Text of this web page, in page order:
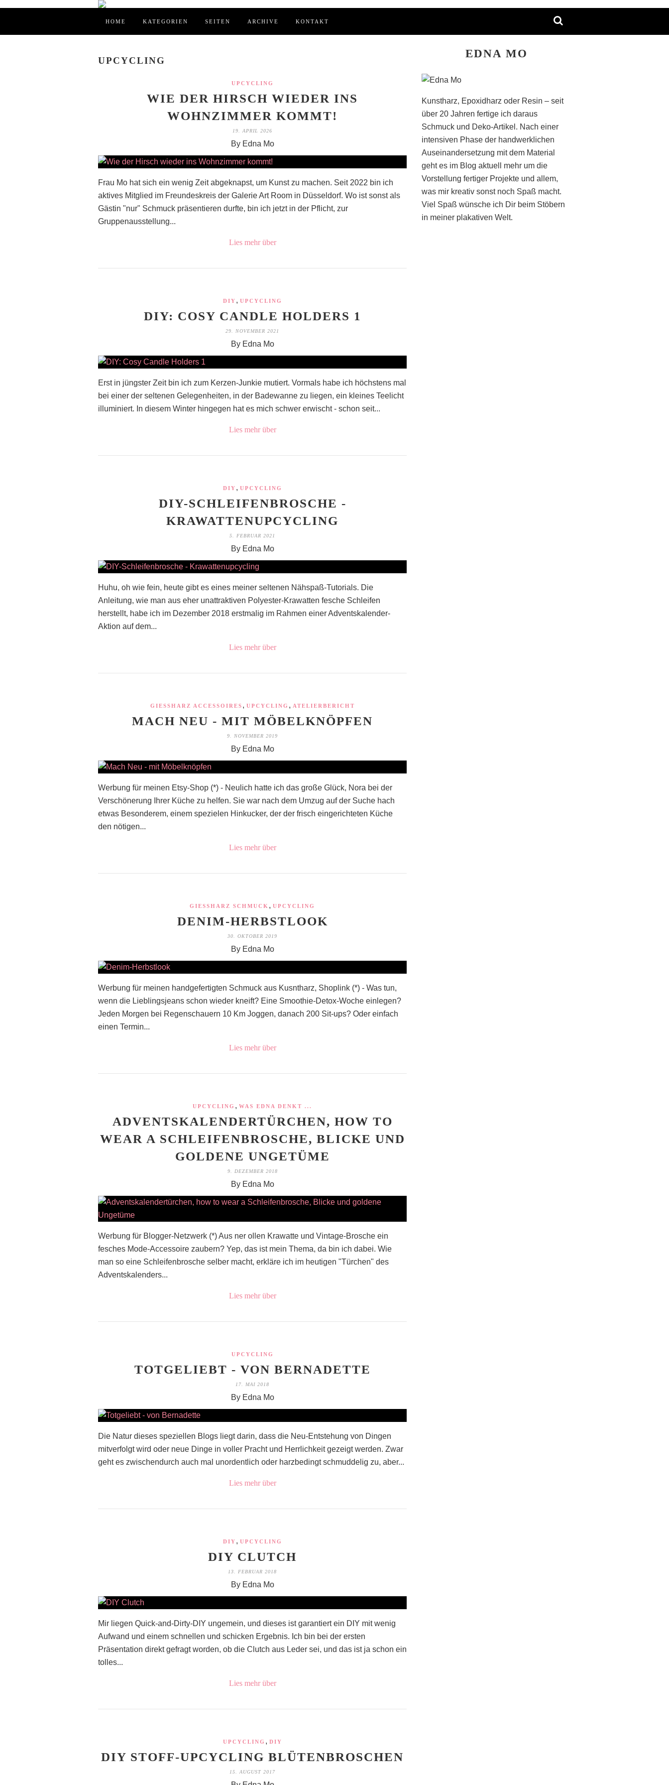
HOME KATEGORIEN SEITEN ARCHIVE KONTAKT
UPCYCLING
UPCYCLING
WIE DER HIRSCH WIEDER INS
WOHNZIMMER KOMMT!
19. APRIL 2026
By Edna Mo
Frau Mo hat sich ein wenig Zeit abgeknapst, um Kunst zu machen. Seit 2022 bin ich
aktives Mitglied im Freundeskreis der Galerie Art Room in Düsseldorf. Wo ist sonst als
Gästin "nur" Schmuck präsentieren durfte, bin ich jetzt in der Pflicht, zur
Gruppenausstellung...
Lies mehr über
DIY , UPCYCLING
DIY: COSY CANDLE HOLDERS 1
29. NOVEMBER 2021
By Edna Mo
Erst in jüngster Zeit bin ich zum Kerzen-Junkie mutiert. Vormals habe ich höchstens mal
bei einer der seltenen Gelegenheiten, in der Badewanne zu liegen, ein kleines Teelicht
illuminiert. In diesem Winter hingegen hat es mich schwer erwischt - schon seit...
Lies mehr über
DIY , UPCYCLING
DIY-SCHLEIFENBROSCHE -
KRAWATTENUPCYCLING
5. FEBRUAR 2021
By Edna Mo
Huhu, oh wie fein, heute gibt es eines meiner seltenen Nähspaß-Tutorials. Die
Anleitung, wie man aus eher unattraktiven Polyester-Krawatten fesche Schleifen
herstellt, habe ich im Dezember 2018 erstmalig im Rahmen einer Adventskalender-
Aktion auf dem...
Lies mehr über
GIESSHARZ ACCESSOIRES , UPCYCLING , ATELIERBERICHT
MACH NEU - MIT MÖBELKNÖPFEN
9. NOVEMBER 2019
By Edna Mo
Werbung für meinen Etsy-Shop (*) - Neulich hatte ich das große Glück, Nora bei der
Verschönerung Ihrer Küche zu helfen. Sie war nach dem Umzug auf der Suche hach
etwas Besonderem, einem spezielen Hinkucker, der der frisch eingerichteten Küche
den nötigen...
Lies mehr über
GIESSHARZ SCHMUCK , UPCYCLING
DENIM-HERBSTLOOK
30. OKTOBER 2019
By Edna Mo
Werbung für meinen handgefertigten Schmuck aus Kusntharz, Shoplink (*) - Was tun,
wenn die Lieblingsjeans schon wieder kneift? Eine Smoothie-Detox-Woche einlegen?
Jeden Morgen bei Regenschauern 10 Km Joggen, danach 200 Sit-ups? Oder einfach
einen Termin...
Lies mehr über
UPCYCLING , WAS EDNA DENKT ...
ADVENTSKALENDERTÜRCHEN, HOW TO
WEAR A SCHLEIFENBROSCHE, BLICKE UND
GOLDENE UNGETÜME
9. DEZEMBER 2018
By Edna Mo
Werbung für Blogger-Netzwerk (*) Aus ner ollen Krawatte und Vintage-Brosche ein
fesches Mode-Accessoire zaubern? Yep, das ist mein Thema, da bin ich dabei. Wie
man so eine Schleifenbrosche selber macht, erkläre ich im heutigen "Türchen" des
Adventskalenders...
Lies mehr über
UPCYCLING
TOTGELIEBT - VON BERNADETTE
17. MAI 2018
By Edna Mo
Die Natur dieses speziellen Blogs liegt darin, dass die Neu-Entstehung von Dingen
mitverfolgt wird oder neue Dinge in voller Pracht und Herrlichkeit gezeigt werden. Zwar
geht es zwischendurch auch mal unordentlich oder harzbedingt schmuddelig zu, aber...
Lies mehr über
DIY , UPCYCLING
DIY CLUTCH
13. FEBRUAR 2018
By Edna Mo
Mir liegen Quick-and-Dirty-DIY ungemein, und dieses ist garantiert ein DIY mit wenig
Aufwand und einem schnellen und schicken Ergebnis. Ich bin bei der ersten
Präsentation direkt gefragt worden, ob die Clutch aus Leder sei, und das ist ja schon ein
tolles...
Lies mehr über
UPCYCLING , DIY
DIY STOFF-UPCYCLING BLÜTENBROSCHEN
15. AUGUST 2017
EDNA MO
Kunstharz, Epoxidharz oder Resin – seit
über 20 Jahren fertige ich daraus
Schmuck und Deko-Artikel. Nach einer
intensiven Phase der handwerklichen
Auseinandersetzung mit dem Material
geht es im Blog aktuell mehr um die
Vorstellung fertiger Projekte und allem,
was mir kreativ sonst noch Spaß macht.
Viel Spaß wünsche ich Dir beim Stöbern
in meiner plakativen Welt.